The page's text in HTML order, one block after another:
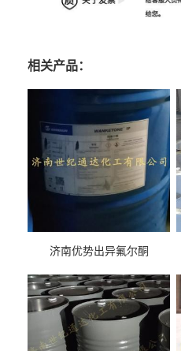
相关产品：
济南优势出异氟尔酮